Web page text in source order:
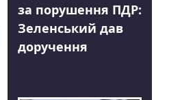
за порушення ПДР:
Зеленський дав
доручення